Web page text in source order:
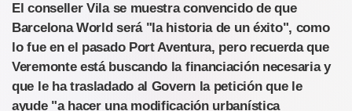
El conseller Vila se muestra convencido de que
Barcelona World será "la historia de un éxito", como
lo fue en el pasado Port Aventura, pero recuerda que
Veremonte está buscando la financiación necesaria y
que le ha trasladado al Govern la petición que le
ayude "a hacer una modificación urbanística